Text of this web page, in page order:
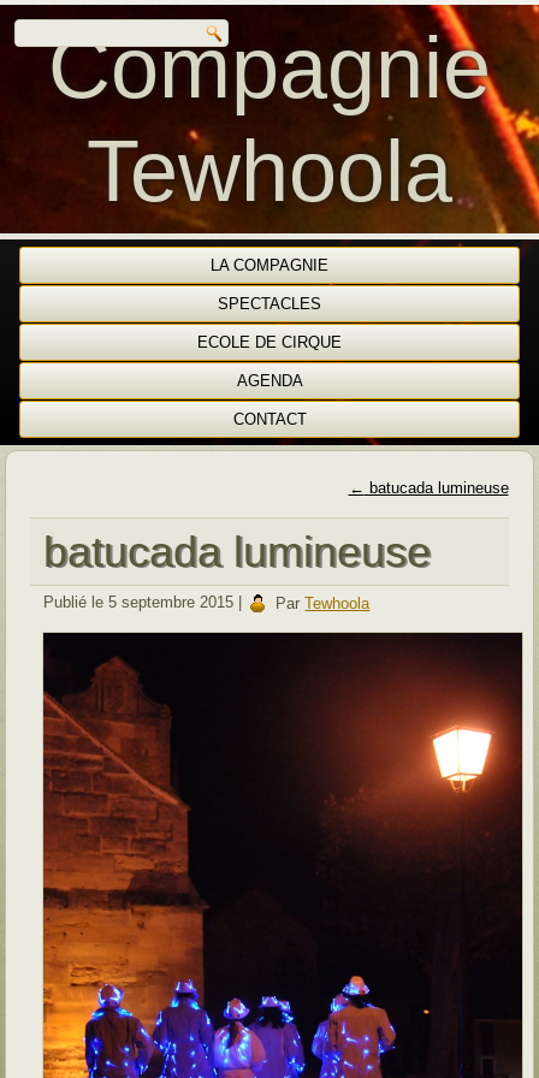
Compagnie
Tewhoola
LA COMPAGNIE
SPECTACLES
ECOLE DE CIRQUE
AGENDA
CONTACT
← batucada lumineuse
batucada lumineuse
Publié le 5 septembre 2015 Par Tewhoola